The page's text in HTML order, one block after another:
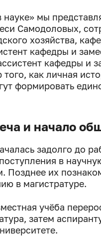
науке» мы
Самодоловых,
хозяйства,
кафедры и
кафедры и
как личная
формировать
и начало
задолго до
в
их
в магистратуре.
учёба
затем